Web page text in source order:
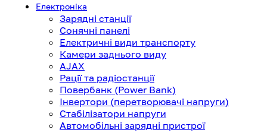
Електроніка
Зарядні станції
Сонячні панелі
Електричні види транспорту
Камери заднього виду
AJAX
Рації та радіостанції
Повербанк (Power Bank)
Інвертори (перетворювачі напруги)
Стабілізатори напруги
Автомобільні зарядні пристрої